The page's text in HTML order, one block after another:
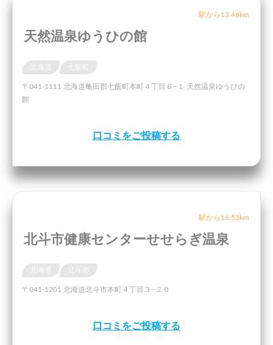
駅から13.46km
天然温泉ゆうひの館
七飯町
〒041-1111 北海道亀田郡七飯町本町４丁目６−１ 天然温泉ゆうひの
館
口コミをご投稿する
駅から16.53km
北斗市健康センターせせらぎ温泉
〒041-1201 北海道北斗市本町４丁目３−２０
口コミをご投稿する